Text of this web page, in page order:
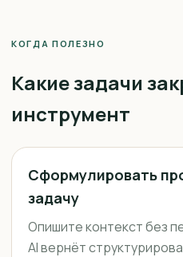
КОГДА ПОЛЕЗНО
Какие задачи
инструмент
Сформулировать
задачу
Опишите контекст без
AI вернёт